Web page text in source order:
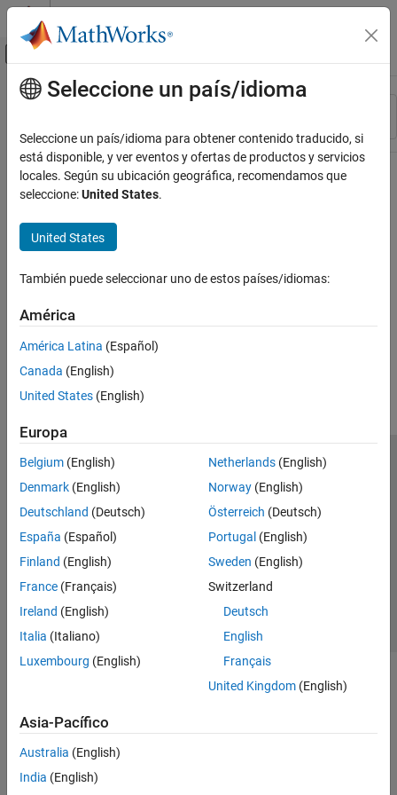
Saltar al contenido
Mostrar/ocultar menú de navegación
Recurso
Contenido principal
Seleccione un país/idioma
Seleccione un país/idioma para obtener contenido traducido, si
está disponible, y ver eventos y ofertas de productos y servicios
locales. Según su ubicación geográfica, recomendamos que
seleccione:United States.
United States
También puede seleccionar uno de estos países/idiomas:
América
América Latina (Español)
Canada (English)
United States (English)
Europa
Belgium (English)
Denmark (English)
Deutschland (Deutsch)
España (Español)
Finland (English)
France (Français)
Ireland (English)
Italia (Italiano)
Luxembourg (English)
Netherlands(English)
Norway(English)
Österreich (Deutsch)
Portugal (English)
Sweden (English)
Switzerland
Deutsch
English
Français
United Kingdom(English)
Asia-Pacífico
Australia (English)
India (English)
Centro de confianza
Marcas comerciales
Política de privacidad
Antipiratería
Estado de las aplicaciones
Información de contacto
© 1994-2026 The MathWorks, Inc.
Seleccione un país/